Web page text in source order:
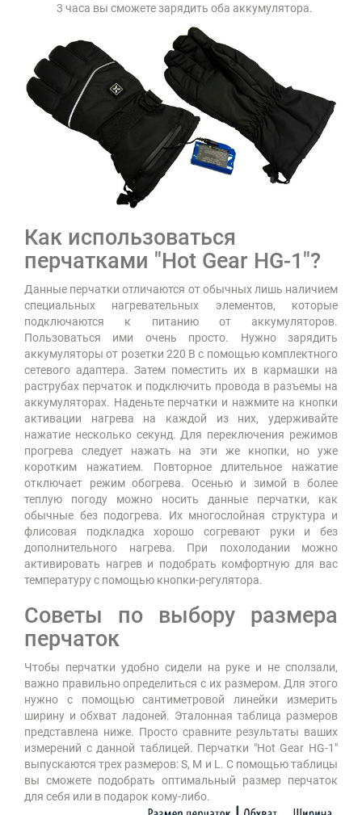
3 часа вы сможете зарядить оба аккумулятора.
Как использоваться
перчатками "Hot Gear HG-1"?
Данные перчатки отличаются от обычных лишь наличием
специальных нагревательных элементов, которые
подключаются к питанию от аккумуляторов.
Пользоваться ими очень просто. Нужно зарядить
аккумуляторы от розетки 220 В с помощью комплектного
сетевого адаптера. Затем поместить их в кармашки на
раструбах перчаток и подключить провода в разъемы на
аккумуляторах. Наденьте перчатки и нажмите на кнопки
активации нагрева на каждой из них, удерживайте
нажатие несколько секунд. Для переключения режимов
прогрева следует нажать на эти же кнопки, но уже
коротким нажатием. Повторное длительное нажатие
отключает режим обогрева. Осенью и зимой в более
теплую погоду можно носить данные перчатки, как
обычные без подогрева. Их многослойная структура и
флисовая подкладка хорошо согревают руки и без
дополнительного нагрева. При похолодании можно
активировать нагрев и подобрать комфортную для вас
температуру с помощью кнопки-регулятора.
Советы по выбору размера
перчаток
Чтобы перчатки удобно сидели на руке и не сползали,
важно правильно определиться с их размером. Для этого
нужно с помощью сантиметровой линейки измерить
ширину и обхват ладоней. Эталонная таблица размеров
представлена ниже. Просто сравните результаты ваших
измерений с данной таблицей. Перчатки "Hot Gear HG-1"
выпускаются трех размеров: S, M и L. С помощью таблицы
вы сможете подобрать оптимальный размер перчаток
для себя или в подарок кому-либо.